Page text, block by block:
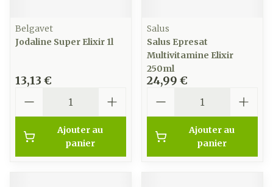
Belgavet
Jodaline Super Elixir 1l
13,13 €
Ajouter au
panier
Salus
Salus Epresat
Multivitamine Elixir
250ml
24,99 €
Ajouter au
panier